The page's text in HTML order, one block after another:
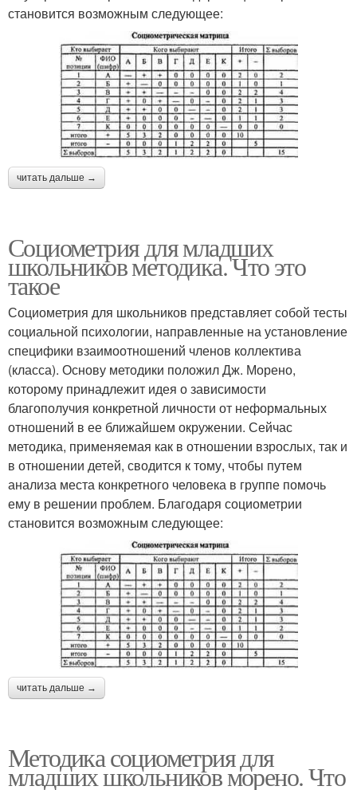
становится возможным следующее:
читать дальше →
Социометрия для младших
школьников методика. Что это
такое
Социометрия для школьников представляет собой тесты
социальной психологии, направленные на установление
специфики взаимоотношений членов коллектива
(класса). Основу методики положил Дж. Морено,
которому принадлежит идея о зависимости
благополучия конкретной личности от неформальных
отношений в ее ближайшем окружении. Сейчас
методика, применяемая как в отношении взрослых, так и
в отношении детей, сводится к тому, чтобы путем
анализа места конкретного человека в группе помочь
ему в решении проблем. Благодаря социометрии
становится возможным следующее:
читать дальше →
Методика социометрия для
младших школьников морено. Что